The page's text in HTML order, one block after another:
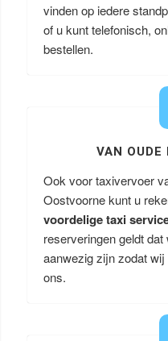
vinden op iedere
of u kunt telefonisch,
bestellen.
VAN
Ook voor taxivervoer
Oostvoorne kunt u
voordelige taxi
reserveringen geldt
aanwezig zijn zodat
ons.